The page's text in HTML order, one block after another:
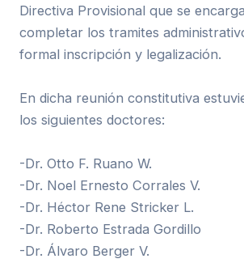
Directiva Provisional que se
completar los tramites
formal inscripción y legalización.
En dicha reunión constitutiva
los siguientes doctores:
-Dr. Otto F. Ruano W.
-Dr. Noel Ernesto Corrales V.
-Dr. Héctor Rene Stricker L.
-Dr. Roberto Estrada Gordillo
-Dr. Álvaro Berger V.